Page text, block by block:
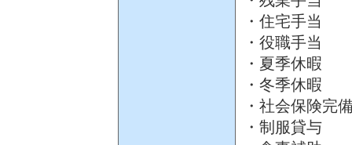
・住宅手当
・役職手当
・夏季休暇
・冬季休暇
・社会保険完
・制服貸与